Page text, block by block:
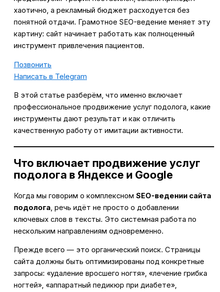
хаотично, а рекламный бюджет расходуется без
понятной отдачи. Грамотное SEO-ведение меняет эту
картину: сайт начинает работать как полноценный
инструмент привлечения пациентов.
Позвонить
Написать в Telegram
В этой статье разберём, что именно включает
профессиональное продвижение услуг подолога, какие
инструменты дают результат и как отличить
качественную работу от имитации активности.
Что включает продвижение услуг
подолога в Яндексе и Google
Когда мы говорим о комплексном SEO-ведении сайта
подолога , речь идёт не просто о добавлении
ключевых слов в тексты. Это системная работа по
нескольким направлениям одновременно.
Прежде всего — это органический поиск. Страницы
сайта должны быть оптимизированы под конкретные
запросы: «удаление вросшего ногтя», «лечение грибка
ногтей», «аппаратный педикюр при диабете»,